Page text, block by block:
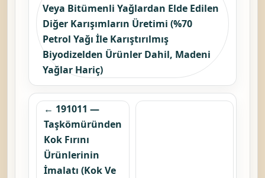
Veya Bitümenli Yağlardan Elde Edilen
Diğer Karışımların Üretimi (%70
Petrol Yağı İle Karıştırılmış
Biyodizelden Ürünler Dahil, Madeni
Yağlar Hariç)
← 191011 —
Taşkömüründen
Kok Fırını
Ürünlerinin
İmalatı (Kok Ve